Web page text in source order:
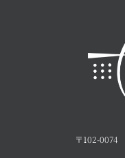
〒102-0074